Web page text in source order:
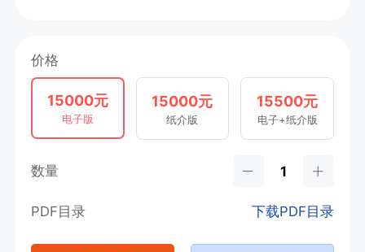
价格
15000元
电子版
15000元
纸介版
15500元
电子+纸介版
数量
PDF目录 下载PDF目录